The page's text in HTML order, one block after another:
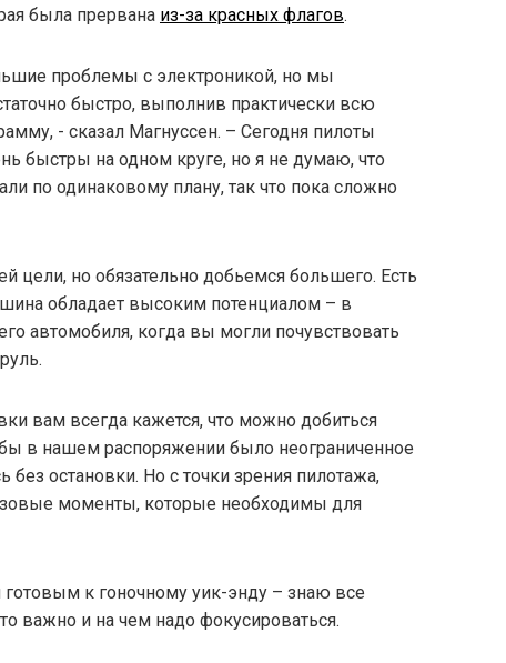
была прервана из-за красных флагов.
проблемы с электроникой, но мы
быстро, выполнив практически всю
- сказал Магнуссен. – Сегодня пилоты
быстры на одном круге, но я не думаю, что
по одинаковому плану, так что пока сложно
цели, но обязательно добьемся большего. Есть
обладает высоким потенциалом – в
автомобиля, когда вы могли почувствовать
вам всегда кажется, что можно добиться
в нашем распоряжении было неограниченное
остановки. Но с точки зрения пилотажа,
моменты, которые необходимы для
готовым к гоночному уик-энду – знаю все
важно и на чем надо фокусироваться.